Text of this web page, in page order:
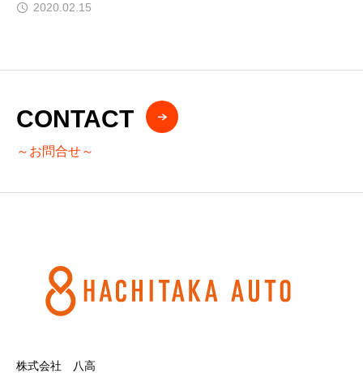
2020.02.15
CONTACT
～お問合せ～
株式会社 八高